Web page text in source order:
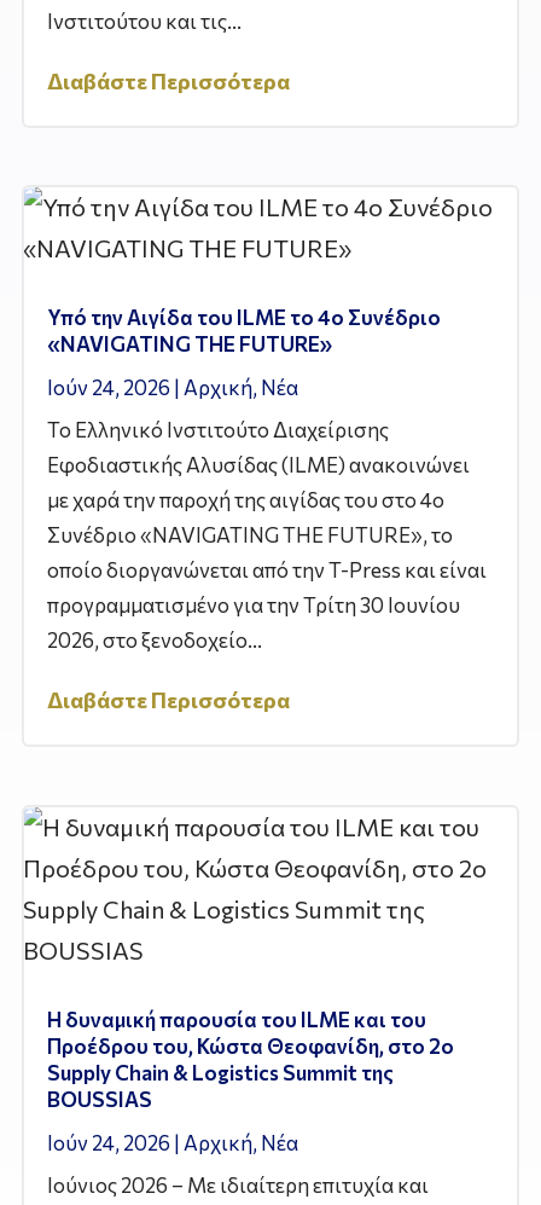
Ινστιτούτου και τις...
Διαβάστε Περισσότερα
Υπό την Αιγίδα του ILME το 4ο Συνέδριο
«NAVIGATING THE FUTURE»
Ιούν 24, 2026 | Αρχική, Νέα
Το Ελληνικό Ινστιτούτο Διαχείρισης
Εφοδιαστικής Αλυσίδας (ILME) ανακοινώνει
με χαρά την παροχή της αιγίδας του στο 4ο
Συνέδριο «NAVIGATING THE FUTURE», το
οποίο διοργανώνεται από την T-Press και είναι
προγραμματισμένο για την Τρίτη 30 Ιουνίου
2026, στο ξενοδοχείο...
Διαβάστε Περισσότερα
Η δυναμική παρουσία του ILME και του
Προέδρου του, Κώστα Θεοφανίδη, στο 2ο
Supply Chain & Logistics Summit της
BOUSSIAS
Ιούν 24, 2026 | Αρχική, Νέα
Ιούνιος 2026 – Με ιδιαίτερη επιτυχία και